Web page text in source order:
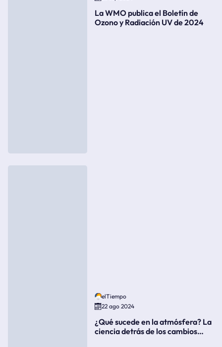
La WMO publica el Boletín de
Ozono y Radiación UV de 2024
elTiempo
22 ago 2024
¿Qué sucede en la atmósfera? La
ciencia detrás de los cambios